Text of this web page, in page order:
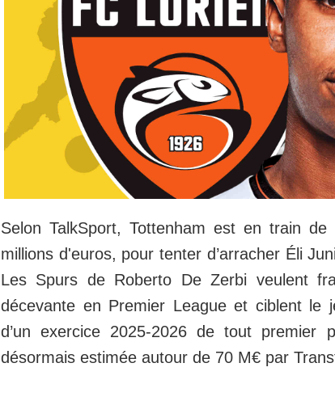
Selon TalkSport, Tottenham est en train
millions d'euros, pour tenter d’arracher Éli
Les Spurs de Roberto De Zerbi veulent
décevante en Premier League et ciblent le
d’un exercice 2025-2026 de tout
désormais estimée autour de 70 M€ par